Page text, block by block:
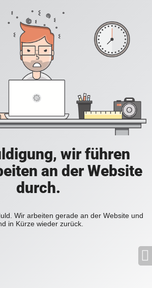
wir führen
an der Website
durch.
Wir arbeiten gerade an der Website und
in Kürze wieder zurück.